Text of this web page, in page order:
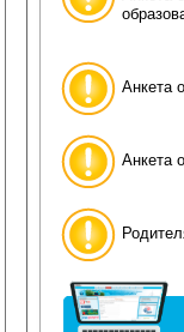
Анкета
Анкета